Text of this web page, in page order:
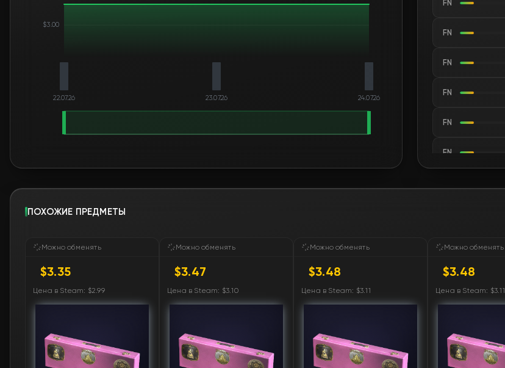
$3.00
22.07.26 23.07.26 24.07.26
FN
FN
FN
FN
FN
FN
FN
FN
FN
FN
ПОХОЖИЕ ПРЕДМЕТЫ
Можно обменять
$3.35
Цена в Steam: $2.99
Можно обменять
$3.47
Цена в Steam: $3.10
Можно обменять
$3.48
Цена в Steam: $3.11
Можно обменять
$3.48
Цена в Steam: $3.11